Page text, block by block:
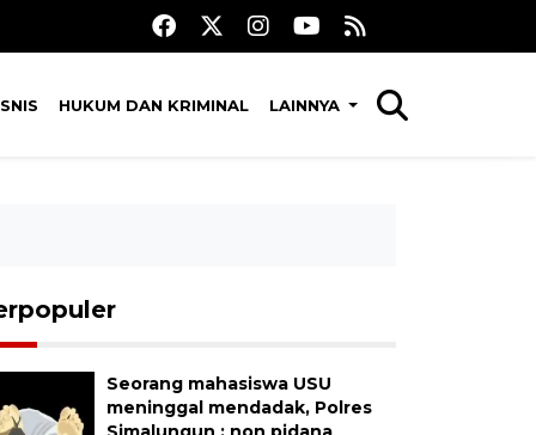
HUKUM DAN KRIMINAL LAINNYA
Seorang mahasiswa USU
meninggal mendadak, Polres